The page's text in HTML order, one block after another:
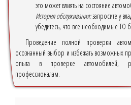
это может влиять на состояние
История обслуживания:запросите у
убедитесь, что все необходимые
Проведение полной проверки
осознанный выбор и избежать возможных
опыта в проверке автомобилей,
профессионалам.